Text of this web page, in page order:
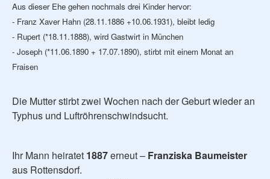
Aus dieser Ehe gehen nochmals drei Kinder hervor:
- Franz Xaver Hahn (28.11.1886 +10.06.1931), bleibt ledig
- Rupert (*18.11.1888), wird Gastwirt in München
- Joseph (*11.06.1890 + 17.07.1890), stirbt mit einem Monat an
Fraisen
Die Mutter stirbt zwei Wochen nach der Geburt wieder an
Typhus und Luftröhrenschwindsucht.
Ihr Mann heiratet 1887erneut – Franziska Baumeister
aus Rottensdorf.